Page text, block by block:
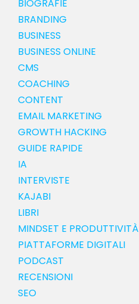
BIOGRAFIE
BRANDING
BUSINESS
BUSINESS ONLINE
CMS
COACHING
CONTENT
EMAIL MARKETING
GROWTH HACKING
GUIDE RAPIDE
IA
INTERVISTE
KAJABI
LIBRI
MINDSET E PRODUTTIVITÀ
PIATTAFORME DIGITALI
PODCAST
RECENSIONI
SEO